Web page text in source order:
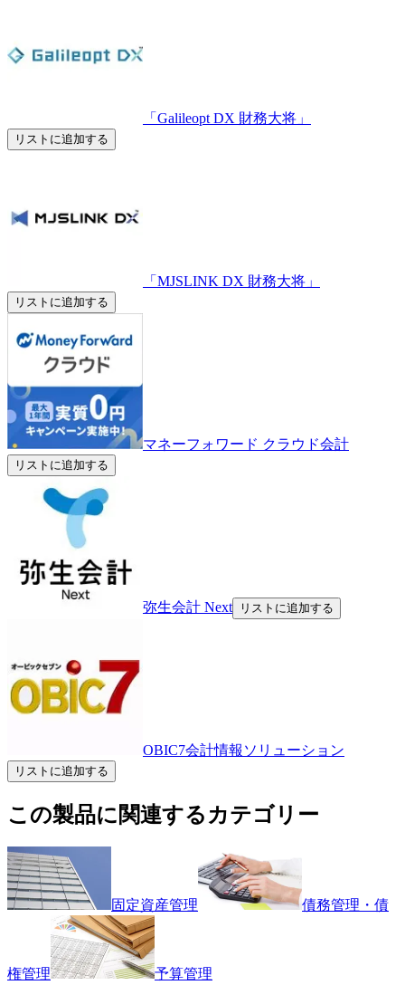
「Galileopt DX 財務大将」
リストに追加する
「MJSLINK DX 財務大将」
リストに追加する
マネーフォワード クラウド会計
リストに追加する
弥生会計 Next リストに追加する
OBIC7会計情報ソリューション
リストに追加する
この製品に関連するカテゴリー
固定資産管理 債務管理・債
権管理 予算管理